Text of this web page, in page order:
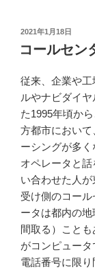
投
稿
日:
2021年1月18日
コールセン
従来、企業や
ルやナビダイ
た1995年頃か
方都市におい
ーシングが多
オペレータと
い合わせた人が
受け側のコー
ータは都内の
間取る）こと
がコンピュータ
電話番号に限